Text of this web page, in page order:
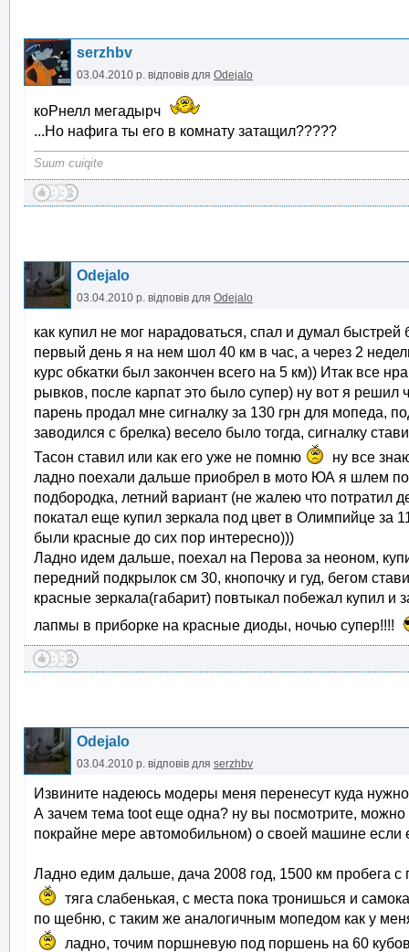
serzhbv
03.04.2010 р. відповів для Odejalo
коРнелл мегадырч
...Но нафига ты его в комнату затащил?????
Suum cuiqite
Odejalo
03.04.2010 р. відповів для Odejalo
как купил не мог нарадоваться, спал и думал быстрей
первый день я на нем шол 40 км в час, а через 2
курс обкатки был закончен всего на 5 км)) Итак все
рывков, после карпат это было супер) ну вот я решил
парень продал мне сигналку за 130 грн для мопеда,
заводился с брелка) весело было тогда, сигналку
Тасон ставил или как его уже не помню
ну все
ладно поехали дальше приобрел в мото ЮА я шлем
подбородка, летний вариант (не жалею что потратил
покатал еще купил зеркала под цвет в Олимпийце за
были красные до сих пор интересно)))
Ладно идем дальше, поехал на Перова за неоном,
передний подкрылок см 30, кнопочку и гуд, бегом
красные зеркала(габарит) повтыкал побежал купил
лапмы в приборке на красные диоды, ночью супер!!!!
Odejalo
03.04.2010 р. відповів для serzhbv
Извините надеюсь модеры меня перенесут куда
А зачем тема toot еще одна? ну вы посмотрите, можно
покрайне мере автомобильном) о своей машине если
Ладно едим дальше, дача 2008 год, 1500 км пробега с
тяга слабенькая, с места пока тронишься и
по щебню, с таким же аналогичным мопедом как у
ладно, точим поршневую под поршень на 60